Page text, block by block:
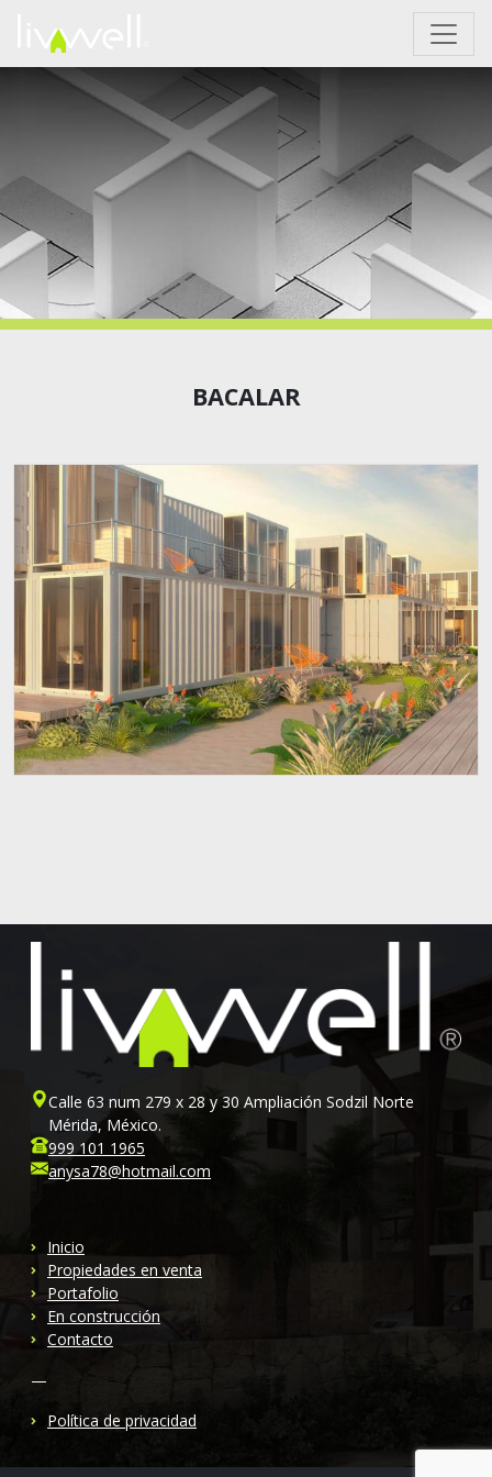
BACALAR
Calle 63 num 279 x 28 y 30 Ampliación Sodzil Norte
Mérida, México.
999 101 1965
anysa78@hotmail.com
Inicio
Propiedades en venta
Portafolio
En construcción
Contacto
—
Política de privacidad